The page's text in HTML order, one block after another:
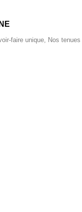
faire unique, Nos